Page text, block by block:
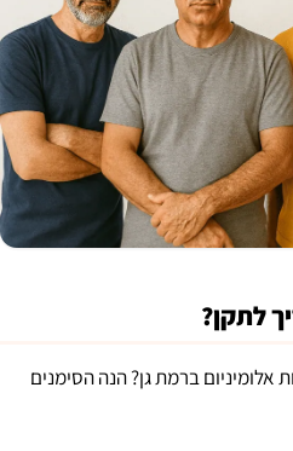
לתקן?
אלומיניום ברמת גן? הנה הסימנים